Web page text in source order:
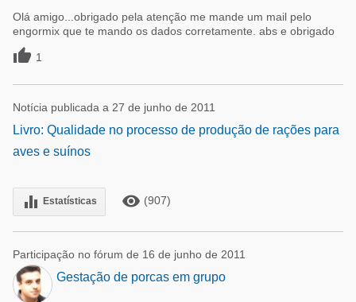
Olá amigo...obrigado pela atenção me mande um mail pelo
engormix que te mando os dados corretamente. abs e obrigado
 1
Notícia publicada a 27 de junho de 2011
Livro: Qualidade no processo de produção de rações para
aves e suínos
equalizer Estatísticas remove_red_eye (907)
Participação no fórum de 16 de junho de 2011
Gestação de porcas em grupo